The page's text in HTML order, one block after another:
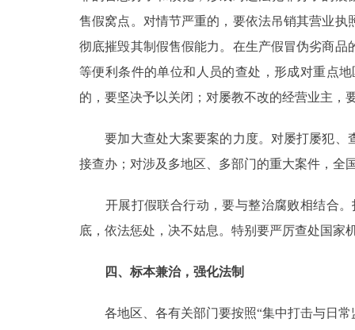
售假窝点。对情节严重的，要依法吊销其营业
彻底摧毁其制假售假能力。在生产假冒伪劣商
等便利条件的单位和人员的查处，形成对重点
的，要坚决予以关闭；对屡教不改的经营业主，
要加大查处大案要案的力度。对屡打屡犯、
接查办；对涉及多地区、多部门的重大案件，全
开展打假联合行动，要与整治腐败相结合。
底，依法惩处，决不姑息。特别要严厉查处国
四、标本兼治，强化法制
各地区、各有关部门要按照“集中打击与日常